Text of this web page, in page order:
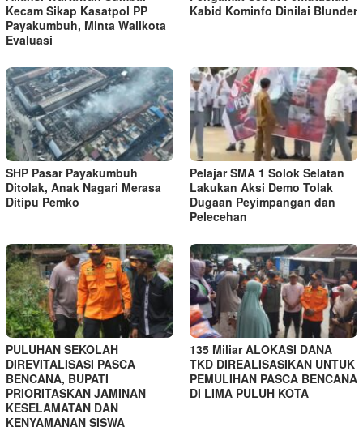
Kecam Sikap Kasatpol PP
Payakumbuh, Minta Walikota
Evaluasi
Kabid Kominfo Dinilai Blunder
SHP Pasar Payakumbuh
Ditolak, Anak Nagari Merasa
Ditipu Pemko
Pelajar SMA 1 Solok Selatan
Lakukan Aksi Demo Tolak
Dugaan Peyimpangan dan
Pelecehan
PULUHAN SEKOLAH
DIREVITALISASI PASCA
BENCANA, BUPATI
PRIORITASKAN JAMINAN
KESELAMATAN DAN
KENYAMANAN SISWA
135 Miliar ALOKASI DANA
TKD DIREALISASIKAN UNTUK
PEMULIHAN PASCA BENCANA
DI LIMA PULUH KOTA